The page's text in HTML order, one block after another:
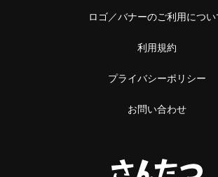
ロゴ／バナーのご利用につい
利用規約
プライバシーポリシー
お問い合わせ